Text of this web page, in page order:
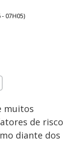
07H05)
muitos
de risco
diante dos